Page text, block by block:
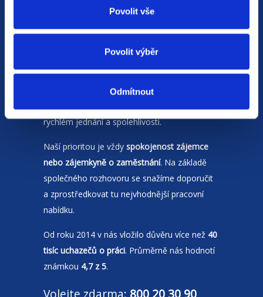
Povolit vše
Povolit výběr
Odmítnout
JsmeHR agenturas pobočkami v
Moravskoslezském krajia Polsku. Zakládáme
rychlém jednání a spolehlivosti.
Naší prioritou je vždy spokojenost zájemce
nebo zájemkyně o zaměstnání. Na základě
společného rozhovoru se snažíme doporučit
a zprostředkovat tu nejvhodnější pracovní
nabídku.
Od roku 2014 v nás vložilo důvěru více než 40
tisíc uchazečů o práci. Průměrně nás hodnotí
známkou 4,7 z 5.